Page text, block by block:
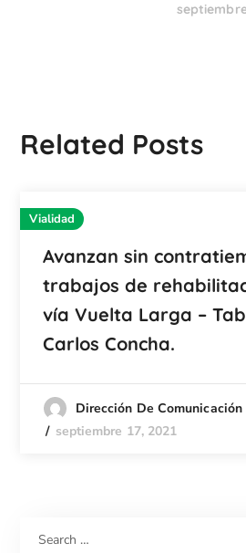
Related Posts
Vialidad
Avanzan sin
trabajos de
vía Vuelta Larga –
Carlos Concha.
Dirección De Comunicación
septiembre 17, 2021